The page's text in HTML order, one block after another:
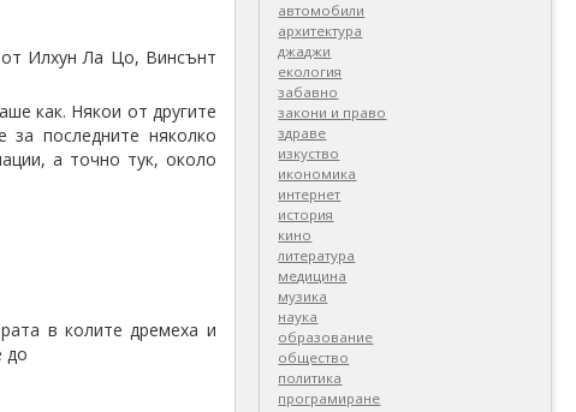
Илхун Ла Цо, Винсънт
как. Някои от другите
последните няколко
а точно тук, около
в колите дремеха и
до
автомобили
архитектура
джаджи
екология
забавно
закони и право
здраве
изкуство
икономика
интернет
история
кино
литература
медицина
музика
наука
образование
общество
политика
програмиране